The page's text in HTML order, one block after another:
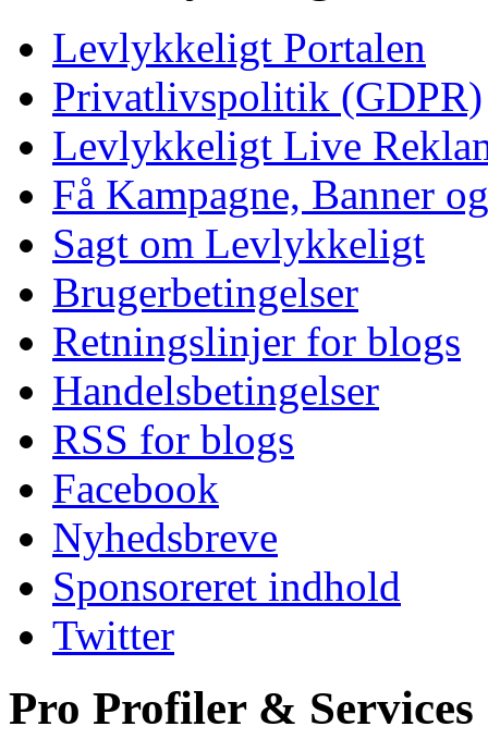
Levlykkeligt Portalen
Privatlivspolitik (GDPR)
Levlykkeligt Live
Få Kampagne, Banner
Sagt om Levlykkeligt
Brugerbetingelser
Retningslinjer for blogs
Handelsbetingelser
RSS for blogs
Facebook
Nyhedsbreve
Sponsoreret indhold
Twitter
Pro Profiler & Services